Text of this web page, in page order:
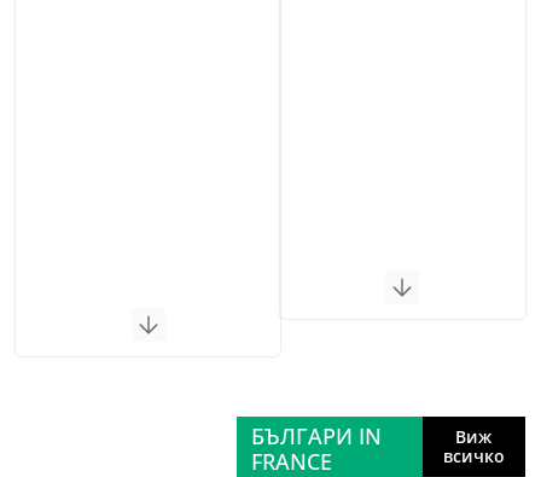
БЪЛГАРИ IN
FRANCE
Виж
всичко